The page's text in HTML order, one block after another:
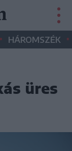
• HÁROMSZÉK •
üres